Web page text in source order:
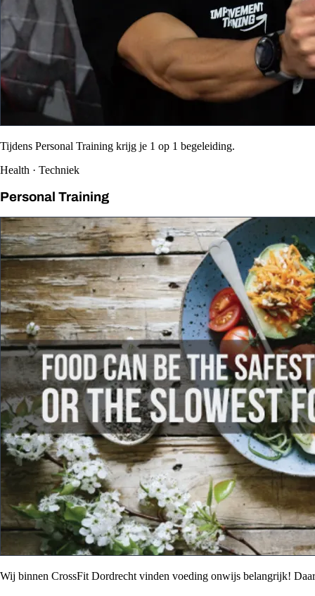
Tijdens Personal Training krijg je 1 op 1 begeleiding.
Health · Techniek
Personal Training
Wij binnen CrossFit Dordrecht vinden voeding onwijs belangrijk!